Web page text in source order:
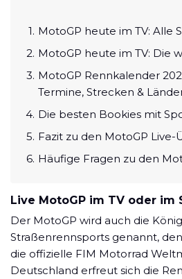
Forum
MotoGP heute im TV: Alle
MotoGP heute im TV: Die
MotoGP Rennkalender
Termine, Strecken &
Die besten Bookies mit
Fazit zu den MotoGP
Häufige Fragen zu den
Live MotoGP im TV oder im
Der MotoGP wird auch die
Straßenrennsports genannt,
die offizielle FIM Motorrad
Deutschland erfreut sich die